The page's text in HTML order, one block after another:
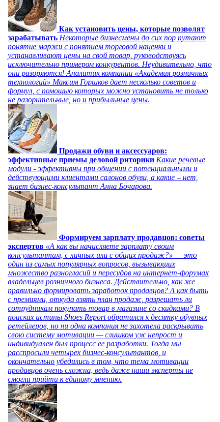
Как установить цены, которые позволят
зарабатывать Некоторые бизнесмены до сих пор путают
понятие маржи с понятием торговой наценки и
устанавливают цены на свой товар, руководствуясь
исключительно примером конкурентов. Неудивительно, что
они разоряются! Аналитик компании «Академия розничных
технологий» Максим Горшков дает несколько советов и
формул, с помощью которых можно установить не только
не разорительные, но и прибыльные цены.
Продажи обуви и аксессуаров:
эффективные приемы деловой риторики Какие речевые
модули - эффективны при общении с потенциальными и
действующими клиентами салонов обуви, а какие – нет,
знает бизнес-консультант Анна Бочарова.
Формируем зарплату продавцов: советы
экспертов «А как вы начисляете зарплату своим
консультантам, с личных или с общих продаж?» — это
один из самых популярных вопросов, вызывающих
множество разногласий и пересудов на интернет-форумах
владельцев розничного бизнеса. Действительно, как же
правильно формировать заработок продавцов? А как быть
с премиями, откуда взять план продаж, разрешать ли
сотрудникам покупать товар в магазине со скидками? В
поисках истины Shoes Report обратился к десятку обувных
ретейлеров, но ни одна компания не захотела раскрывать
свою систему мотивации — слишком уж непрост и
индивидуален был процесс ее разработки. Тогда мы
расспросили четырех бизнес-консультантов, и
окончательно убедились в том, что тема мотивации
продавцов очень сложна, ведь даже наши эксперты не
смогли прийти к единому мнению.